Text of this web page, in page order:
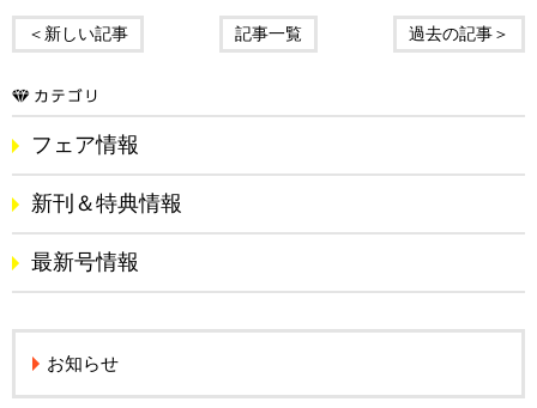
＜新しい記事 過去の記事＞
記事一覧
フェア情報
新刊＆特典情報
最新号情報
お知らせ